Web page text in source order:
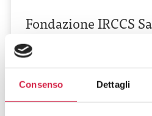
Consenso Dettagli
Fondazione IRCCS
Tintori